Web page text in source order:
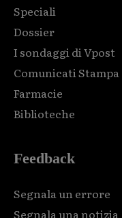
Speciali
Dossier
I sondaggi di Vpost
Comunicati Stampa
Farmacie
Biblioteche
Feedback
Segnala un errore
Segnala una notizia